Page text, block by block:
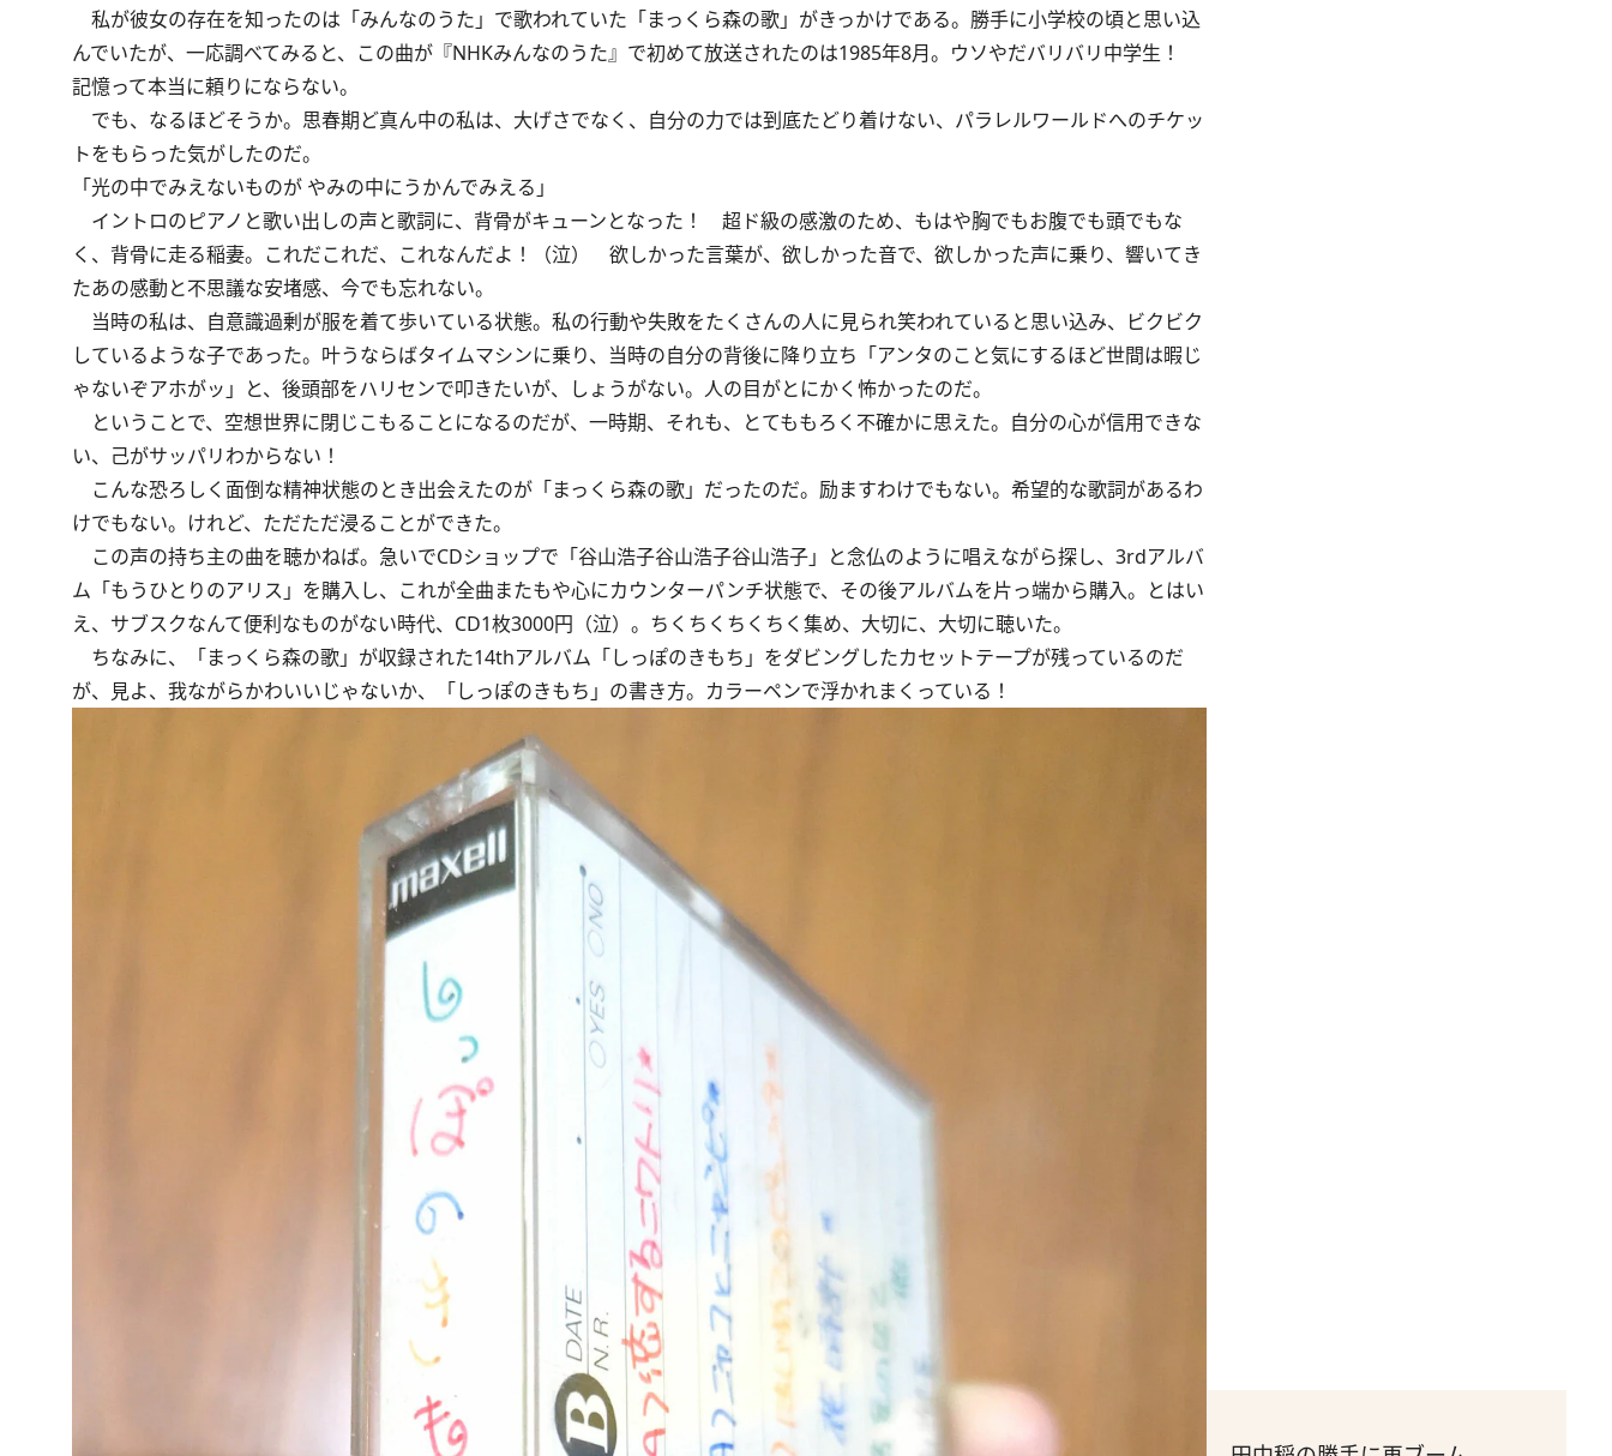
私が彼女の存在を知ったのは「みんなのうた」で歌われていた「まっくら森の歌」がきっかけである。勝手に小学校の頃と思い込
んでいたが、一応調べてみると、この曲が『NHKみんなのうた』で初めて放送されたのは1985年8月。ウソやだバリバリ中学生！
記憶って本当に頼りにならない。
でも、なるほどそうか。思春期ど真ん中の私は、大げさでなく、自分の力では到底たどり着けない、パラレルワールドへのチケッ
トをもらった気がしたのだ。
「光の中でみえないものが やみの中にうかんでみえる」
イントロのピアノと歌い出しの声と歌詞に、背骨がキューンとなった！ 超ド級の感激のため、もはや胸でもお腹でも頭でもな
く、背骨に走る稲妻。これだこれだ、これなんだよ！（泣） 欲しかった言葉が、欲しかった音で、欲しかった声に乗り、響いてき
たあの感動と不思議な安堵感、今でも忘れない。
当時の私は、自意識過剰が服を着て歩いている状態。私の行動や失敗をたくさんの人に見られ笑われていると思い込み、ビクビク
しているような子であった。叶うならばタイムマシンに乗り、当時の自分の背後に降り立ち「アンタのこと気にするほど世間は暇じ
ゃないぞアホがッ」と、後頭部をハリセンで叩きたいが、しょうがない。人の目がとにかく怖かったのだ。
ということで、空想世界に閉じこもることになるのだが、一時期、それも、とてももろく不確かに思えた。自分の心が信用できな
い、己がサッパリわからない！
こんな恐ろしく面倒な精神状態のとき出会えたのが「まっくら森の歌」だったのだ。励ますわけでもない。希望的な歌詞があるわ
けでもない。けれど、ただただ浸ることができた。
この声の持ち主の曲を聴かねば。急いでCDショップで「谷山浩子谷山浩子谷山浩子」と念仏のように唱えながら探し、3rdアルバ
ム「もうひとりのアリス」を購入し、これが全曲またもや心にカウンターパンチ状態で、その後アルバムを片っ端から購入。とはい
え、サブスクなんて便利なものがない時代、CD1枚3000円（泣）。ちくちくちくちく集め、大切に、大切に聴いた。
ちなみに、「まっくら森の歌」が収録された14thアルバム「しっぽのきもち」をダビングしたカセットテープが残っているのだ
が、見よ、我ながらかわいいじゃないか、「しっぽのきもち」の書き方。カラーペンで浮かれまくっている！